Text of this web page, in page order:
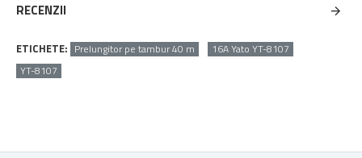
RECENZII
ETICHETE: Prelungitor pe tambur 40 m
16A Yato YT-8107
YT-8107